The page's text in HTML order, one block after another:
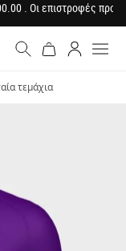
. Οι επιστροφές
τεμάχια